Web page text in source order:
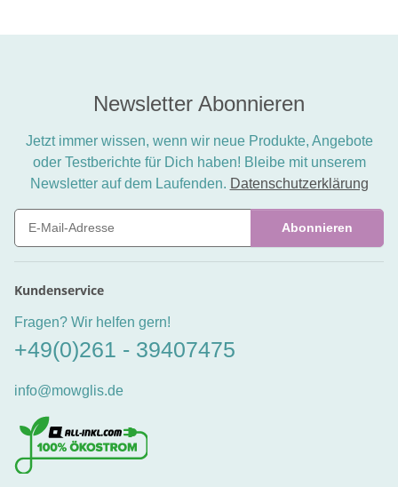
Newsletter Abonnieren
Jetzt immer wissen, wenn wir neue Produkte, Angebote
oder Testberichte für Dich haben! Bleibe mit unserem
Newsletter auf dem Laufenden. Datenschutzerklärung
Abonnieren
Kundenservice
Fragen? Wir helfen gern!
+49(0)261 - 39407475
info@mowglis.de